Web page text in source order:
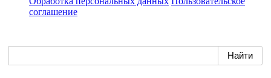
соглашение